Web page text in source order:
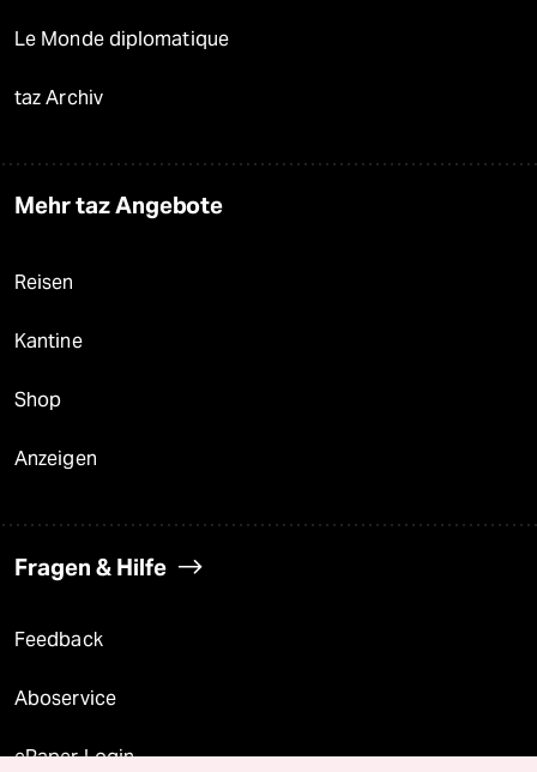
Le Monde diplomatique
taz Archiv
Mehr taz Angebote
Reisen
Kantine
Shop
Anzeigen
Fragen & Hilfe
Feedback
Aboservice
ePaper Login